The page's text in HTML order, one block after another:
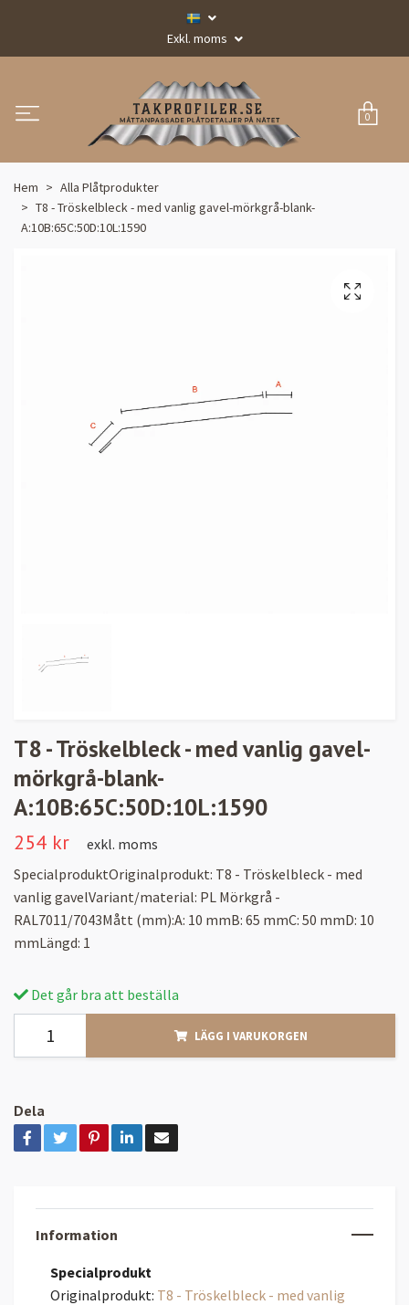
Exkl. moms
0
Hem
Alla Plåtprodukter
T8 - Tröskelbleck - med vanlig gavel-mörkgrå-blank-
A:10B:65C:50D:10L:1590
T8 - Tröskelbleck - med vanlig gavel-
mörkgrå-blank-
A:10B:65C:50D:10L:1590
254 kr
exkl. moms
SpecialproduktOriginalprodukt: T8 - Tröskelbleck - med
vanlig gavelVariant/material: PL Mörkgrå -
RAL7011/7043Mått (mm):A: 10 mmB: 65 mmC: 50 mmD: 10
mmLängd: 1
Det går bra att beställa
LÄGG I VARUKORGEN
Dela
Information
Specialprodukt
Originalprodukt: T8 - Tröskelbleck - med vanlig